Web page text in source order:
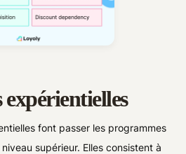
expérientielles
font passer les programmes
supérieur. Elles consistent à